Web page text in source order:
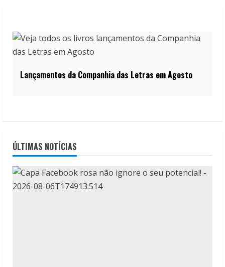
Lançamentos da Companhia das Letras em Agosto
ÚLTIMAS NOTÍCIAS